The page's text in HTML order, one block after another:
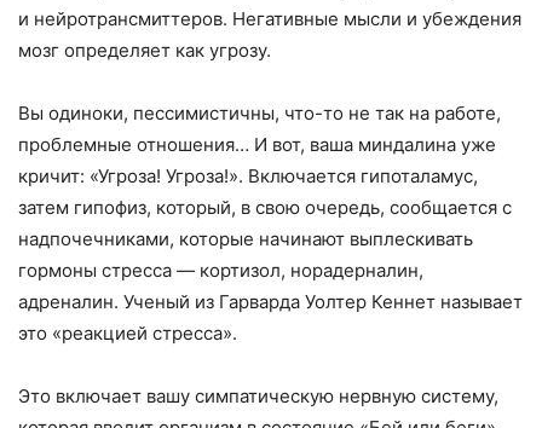
и нейротрансмиттеров. Негативные мысли и убеждения
мозг определяет как угрозу.
Вы одиноки, пессимистичны, что-то не так на работе,
проблемные отношения… И вот, ваша миндалина уже
кричит: «Угроза! Угроза!». Включается гипоталамус,
затем гипофиз, который, в свою очередь, сообщается с
надпочечниками, которые начинают выплескивать
гормоны стресса — кортизол, норадерналин,
адреналин. Ученый из Гарварда Уолтер Кеннет называет
это «реакцией стресса».
Это включает вашу симпатическую нервную систему,